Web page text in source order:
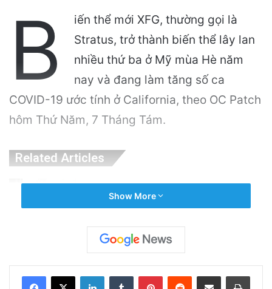
B
iến thể mới XFG, thường gọi là
Stratus, trở thành biến thể lây lan
nhiều thứ ba ở Mỹ mùa Hè năm
nay và đang làm tăng số ca
COVID-19 ước tính ở California, theo OC Patch
hôm Thứ Năm, 7 Tháng Tám.
Related Articles
Âu và Trầm Cảm Cùng Cách Nhận Hỗ Trợ Tốt
Nhất
1 hour ago
Show More
LinkedInTumblr PinterestReddit Share via Email Print